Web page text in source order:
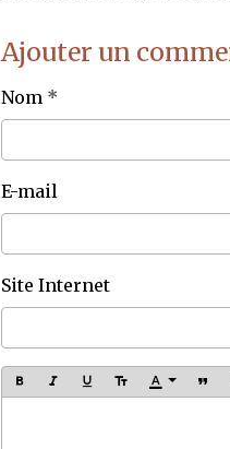
Ajouter un
Nom
E-mail
Site Internet